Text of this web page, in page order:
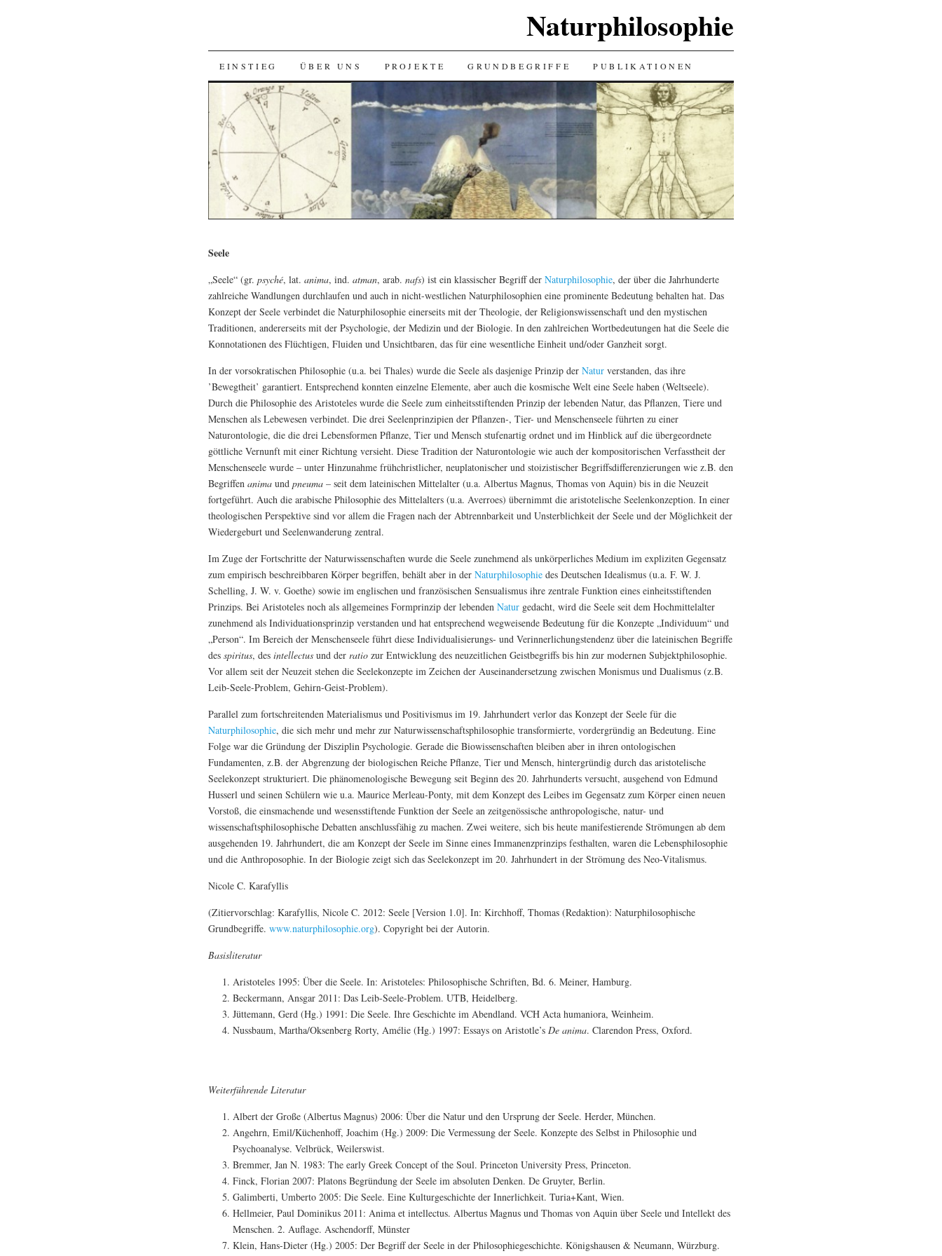
Naturphilosophie
SKIP
CONTENT
EINSTIEG ÜBER UNS PROJEKTE GRUNDBEGRIFFE PUBLIKATIONEN
Seele
„Seele“ (gr. psyché, lat. anima, ind. atman, arab. nafs) ist ein klassischer Begriff der Naturphilosophie, der über die Jahrhunderte
zahlreiche Wandlungen durchlaufen und auch in nicht-westlichen Naturphilosophien eine prominente Bedeutung behalten hat. Das
Konzept der Seele verbindet die Naturphilosophie einerseits mit der Theologie, der Religionswissenschaft und den mystischen
Traditionen, andererseits mit der Psychologie, der Medizin und der Biologie. In den zahlreichen Wortbedeutungen hat die Seele die
Konnotationen des Flüchtigen, Fluiden und Unsichtbaren, das für eine wesentliche Einheit und/oder Ganzheit sorgt.
In der vorsokratischen Philosophie (u.a. bei Thales) wurde die Seele als dasjenige Prinzip der Natur verstanden, das ihre
’Bewegtheit’ garantiert. Entsprechend konnten einzelne Elemente, aber auch die kosmische Welt eine Seele haben (Weltseele).
Durch die Philosophie des Aristoteles wurde die Seele zum einheitsstiftenden Prinzip der lebenden Natur, das Pflanzen, Tiere und
Menschen als Lebewesen verbindet. Die drei Seelenprinzipien der Pflanzen-, Tier- und Menschenseele führten zu einer
Naturontologie, die die drei Lebensformen Pflanze, Tier und Mensch stufenartig ordnet und im Hinblick auf die übergeordnete
göttliche Vernunft mit einer Richtung versieht. Diese Tradition der Naturontologie wie auch der kompositorischen Verfasstheit der
Menschenseele wurde – unter Hinzunahme frühchristlicher, neuplatonischer und stoizistischer Begriffsdifferenzierungen wie z.B. den
Begriffen anima und pneuma – seit dem lateinischen Mittelalter (u.a. Albertus Magnus, Thomas von Aquin) bis in die Neuzeit
fortgeführt. Auch die arabische Philosophie des Mittelalters (u.a. Averroes) übernimmt die aristotelische Seelenkonzeption. In einer
theologischen Perspektive sind vor allem die Fragen nach der Abtrennbarkeit und Unsterblichkeit der Seele und der Möglichkeit der
Wiedergeburt und Seelenwanderung zentral.
Im Zuge der Fortschritte der Naturwissenschaften wurde die Seele zunehmend als unkörperliches Medium im expliziten Gegensatz
zum empirisch beschreibbaren Körper begriffen, behält aber in der Naturphilosophie des Deutschen Idealismus (u.a. F. W. J.
Schelling, J. W. v. Goethe) sowie im englischen und französischen Sensualismus ihre zentrale Funktion eines einheitsstiftenden
Prinzips. Bei Aristoteles noch als allgemeines Formprinzip der lebenden Natur gedacht, wird die Seele seit dem Hochmittelalter
zunehmend als Individuationsprinzip verstanden und hat entsprechend wegweisende Bedeutung für die Konzepte „Individuum“ und
„Person“. Im Bereich der Menschenseele führt diese Individualisierungs- und Verinnerlichungstendenz über die lateinischen Begriffe
des spiritus, des intellectus und der ratio zur Entwicklung des neuzeitlichen Geistbegriffs bis hin zur modernen Subjektphilosophie.
Vor allem seit der Neuzeit stehen die Seelekonzepte im Zeichen der Auseinandersetzung zwischen Monismus und Dualismus (z.B.
Leib-Seele-Problem, Gehirn-Geist-Problem).
Parallel zum fortschreitenden Materialismus und Positivismus im 19. Jahrhundert verlor das Konzept der Seele für die
Naturphilosophie, die sich mehr und mehr zur Naturwissenschaftsphilosophie transformierte, vordergründig an Bedeutung. Eine
Folge war die Gründung der Disziplin Psychologie. Gerade die Biowissenschaften bleiben aber in ihren ontologischen
Fundamenten, z.B. der Abgrenzung der biologischen Reiche Pflanze, Tier und Mensch, hintergründig durch das aristotelische
Seelekonzept strukturiert. Die phänomenologische Bewegung seit Beginn des 20. Jahrhunderts versucht, ausgehend von Edmund
Husserl und seinen Schülern wie u.a. Maurice Merleau-Ponty, mit dem Konzept des Leibes im Gegensatz zum Körper einen neuen
Vorstoß, die einsmachende und wesensstiftende Funktion der Seele an zeitgenössische anthropologische, natur- und
wissenschaftsphilosophische Debatten anschlussfähig zu machen. Zwei weitere, sich bis heute manifestierende Strömungen ab dem
ausgehenden 19. Jahrhundert, die am Konzept der Seele im Sinne eines Immanenzprinzips festhalten, waren die Lebensphilosophie
und die Anthroposophie. In der Biologie zeigt sich das Seelekonzept im 20. Jahrhundert in der Strömung des Neo-Vitalismus.
Nicole C. Karafyllis
(Zitiervorschlag: Karafyllis, Nicole C. 2012: Seele [Version 1.0]. In: Kirchhoff, Thomas (Redaktion): Naturphilosophische
Grundbegriffe. www.naturphilosophie.org). Copyright bei der Autorin.
Basisliteratur
Aristoteles 1995: Über die Seele. In: Aristoteles: Philosophische Schriften, Bd. 6. Meiner, Hamburg.
Beckermann, Ansgar 2011: Das Leib-Seele-Problem. UTB, Heidelberg.
Jüttemann, Gerd (Hg.) 1991: Die Seele. Ihre Geschichte im Abendland. VCH Acta humaniora, Weinheim.
Nussbaum, Martha/Oksenberg Rorty, Amélie (Hg.) 1997: Essays on Aristotle’s De anima. Clarendon Press, Oxford.
Weiterführende Literatur
Albert der Große (Albertus Magnus) 2006: Über die Natur und den Ursprung der Seele. Herder, München.
Angehrn, Emil/Küchenhoff, Joachim (Hg.) 2009: Die Vermessung der Seele. Konzepte des Selbst in Philosophie und
Psychoanalyse. Velbrück, Weilerswist.
Bremmer, Jan N. 1983: The early Greek Concept of the Soul. Princeton University Press, Princeton.
Finck, Florian 2007: Platons Begründung der Seele im absoluten Denken. De Gruyter, Berlin.
Galimberti, Umberto 2005: Die Seele. Eine Kulturgeschichte der Innerlichkeit. Turia+Kant, Wien.
Hellmeier, Paul Dominikus 2011: Anima et intellectus. Albertus Magnus und Thomas von Aquin über Seele und Intellekt des
Menschen. 2. Auflage. Aschendorff, Münster
Klein, Hans-Dieter (Hg.) 2005: Der Begriff der Seele in der Philosophiegeschichte. Königshausen & Neumann, Würzburg.